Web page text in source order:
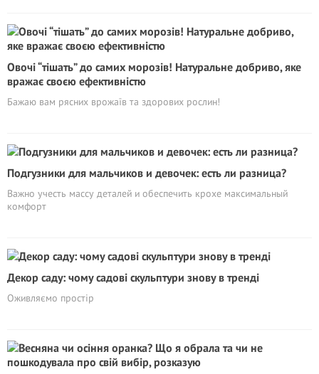
Овочі “тішать” до самих морозів! Натуральне добриво, яке
вражає своєю ефективністю
Бажаю вам рясних врожаїв та здорових рослин!
Подгузники для мальчиков и девочек: есть ли разница?
Важно учесть массу деталей и обеспечить крохе максимальный
комфорт
Декор саду: чому садові скульптури знову в тренді
Оживляємо простір